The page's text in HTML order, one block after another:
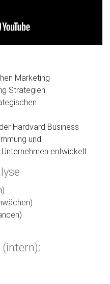
Marketing
Strategien
Hardvard Business
und
entwickelt